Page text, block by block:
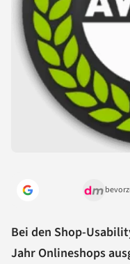
Bei den Shop-
Jahr Onlineshops